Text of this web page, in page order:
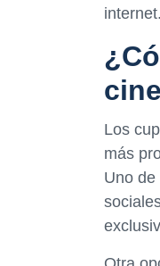
internet.
Los
más
Uno